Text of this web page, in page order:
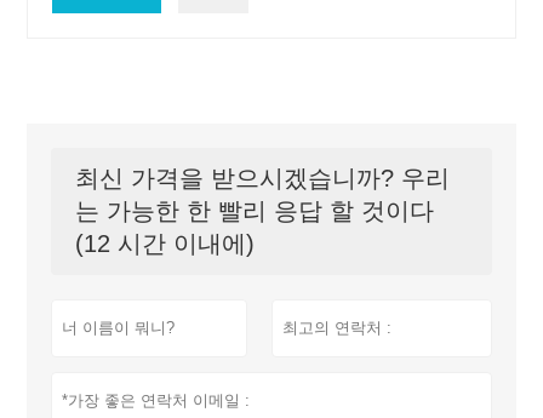
최신 가격을 받으시겠습니까? 우리
는 가능한 한 빨리 응답 할 것이다
(12 시간 이내에)